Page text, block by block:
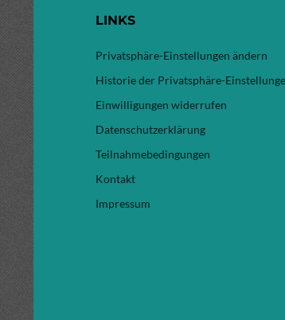
LINKS
Privatsphäre-Einstellungen ändern
Historie der Privatsphäre-
Einwilligungen widerrufen
Datenschutzerklärung
Teilnahmebedingungen
Kontakt
Impressum